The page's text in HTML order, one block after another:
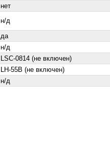
нет
н/д
да
н/д
LSC-0814 (не включен)
LH-55B (не включен)
н/д